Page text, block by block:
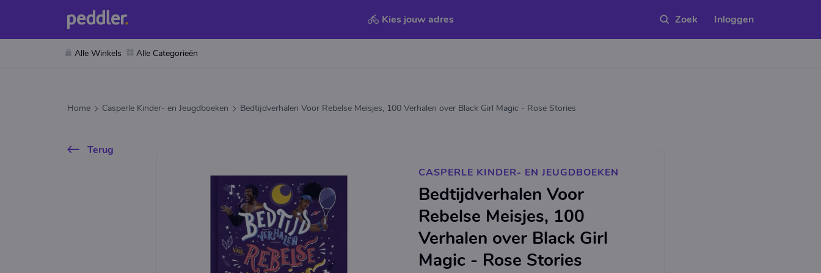
Kies jouw adres Inloggen
Alle Winkels Alle Categorieën
Home Casperle Kinder- en Jeugdboeken Bedtijdverhalen Voor Rebelse Meisjes, 100 Verhalen over Black Girl Magic - Rose Stories
Terug
CASPERLE KINDER- EN JEUGDBOEKEN
Bedtijdverhalen Voor
Rebelse Meisjes, 100
Verhalen over Black Girl
Magic - Rose Stories